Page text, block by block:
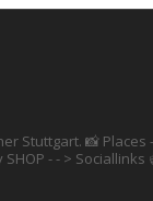
Stuttgart. 📸 Places
SHOP - - > Sociallinks